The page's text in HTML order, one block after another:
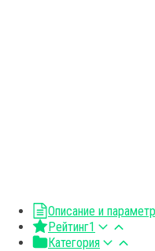
Описание и
Рейтинг1
Категория